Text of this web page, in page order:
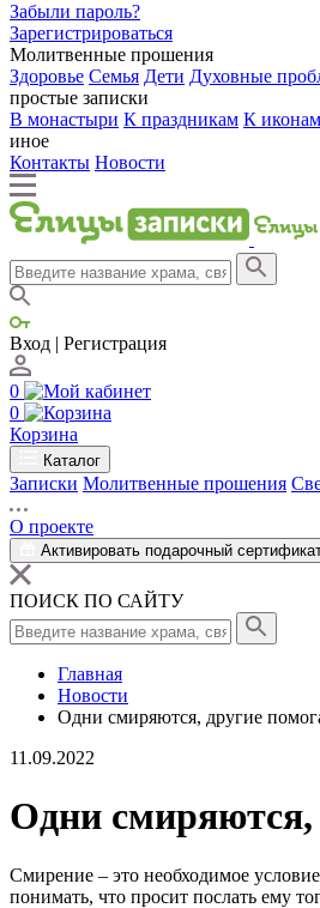
Забыли пароль?
Зарегистрироваться
Молитвенные прошения
Здоровье Семья Дети Духовные
простые записки
В монастыри К праздникам К иконам
иное
Контакты Новости
Вход | Регистрация
0
0
Корзина
Каталог
Записки Молитвенные прошения
О проекте
Активировать подарочный
ПОИСК ПО САЙТУ
Главная
Новости
Одни смиряются, другие
11.09.2022
Одни смиряются,
Смирение – это необходимое
понимать, что просит послать ему